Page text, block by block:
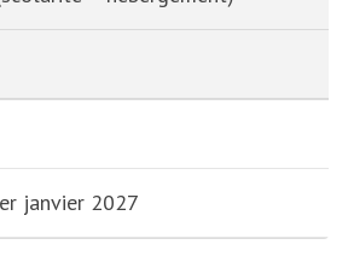
janvier 2027